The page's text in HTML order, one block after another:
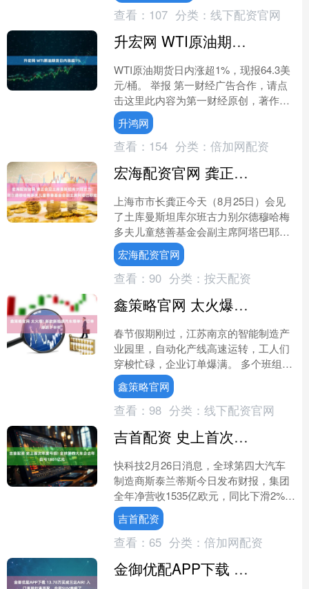
查看： 107 分类： 线下配资官网
升宏网 WTI原油期货日内涨超1%
WTI原油期货日内涨超1%，现报64.3美
元/桶。 举报 第一财经广告合作，请点
击这里此内容为第一财经原创，著作权
归第一财经所有。未经第一财经书面授
权，不得以任....
升鸿网
查看： 154 分类： 倍加网配资
宏海配资官网 龚正会见土库曼斯坦库尔班古力·别尔德穆哈梅多夫儿童慈善基金会副主席阿塔巴耶娃
上海市市长龚正今天（8月25日）会见
了土库曼斯坦库尔班古力别尔德穆哈梅
多夫儿童慈善基金会副主席阿塔巴耶
娃。 龚正说，中国同土库曼斯坦的友谊
源远流长，上海重视与土....
宏海配资官网
查看： 90 分类： 按天配资
鑫策略官网 太火爆! 新款新能源汽车爆单! “订单排到下半年”
春节假期刚过，江苏南京的智能制造产
业园里，自动化产线高速运转，工人们
穿梭忙碌，企业订单爆满。 多个班组赶
订单 车企产线忙不停 在南京市江北新区
的一家大型汽车生产....
鑫策略官网
查看： 98 分类： 线下配资官网
吉首配资 史上首次年度亏损! 全球第四大车企去年巨亏1801亿元
快科技2月26日消息，全球第四大汽车
制造商斯泰兰蒂斯今日发布财报，集团
全年净营收1535亿欧元，同比下滑2%；
净亏损达223亿欧元（约合人民币1801
亿元），也....
吉首配资
查看： 65 分类： 倍加网配资
金御优配APP下载 13.78万买威兰达AIR! 入门直接拉满高配，合资SUV卷疯了